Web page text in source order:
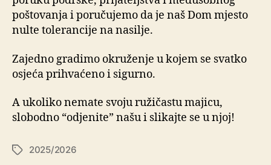
poštovanja i poručujemo da je naš Dom mjesto
nulte tolerancije na nasilje.
Zajedno gradimo okruženje u kojem se svatko
osjeća prihvaćeno i sigurno.
A ukoliko nemate svoju ružičastu majicu,
slobodno “odjenite” našu i slikajte se u njoj!
2025/2026